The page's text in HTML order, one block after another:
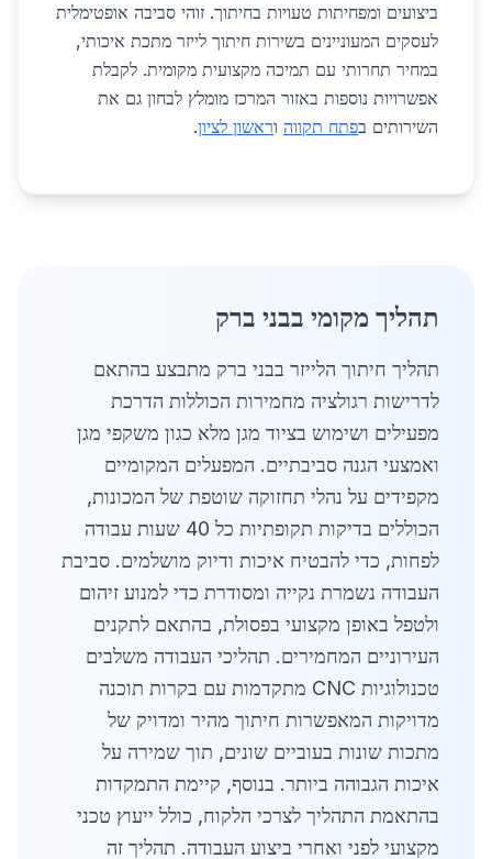
ביצועים ומפחיתות טעויות בחיתוך. זוהי סביבה אופטימלית
לעסקים המעוניינים בשירות חיתוך לייזר מתכת איכותי,
במחיר תחרותי עם תמיכה מקצועית מקומית. לקבלת
אפשרויות נוספות באזור המרכז מומלץ לבחון גם את
השירותים בפתח תקווה וראשון לציון.
תהליך מקומי בבני ברק
תהליך חיתוך הלייזר בבני ברק מתבצע בהתאם
לדרישות רגולציה מחמירות הכוללות הדרכת
מפעילים ושימוש בציוד מגן מלא כגון משקפי מגן
ואמצעי הגנה סביבתיים. המפעלים המקומיים
מקפידים על נהלי תחזוקה שוטפת של המכונות,
הכוללים בדיקות תקופתיות כל 40 שעות עבודה
לפחות, כדי להבטיח איכות ודיוק מושלמים. סביבת
העבודה נשמרת נקייה ומסודרת כדי למנוע זיהום
ולטפל באופן מקצועי בפסולת, בהתאם לתקנים
העירוניים המחמירים. תהליכי העבודה משלבים
טכנולוגיות CNC מתקדמות עם בקרות תוכנה
מדויקות המאפשרות חיתוך מהיר ומדויק של
מתכות שונות בעוביים שונים, תוך שמירה על
איכות הגבוהה ביותר. בנוסף, קיימת התמקדות
בהתאמת התהליך לצרכי הלקוח, כולל ייעוץ טכני
מקצועי לפני ואחרי ביצוע העבודה. תהליך זה